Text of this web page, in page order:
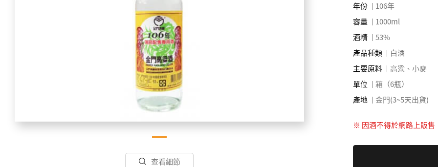
查看細節
年份
106年
容量
1000ml
酒精
53%
產品種類
白酒
主要原料
高粱、小麥
單位
箱（6瓶）
產地
金門(3~5天出貨)
※ 因酒不得於網路上販售